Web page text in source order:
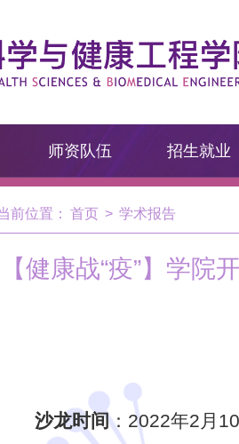
师资队伍 招生就业
前位置： 首页 > 学术报告
【健康战“疫”】学
沙龙时间：2022年2月